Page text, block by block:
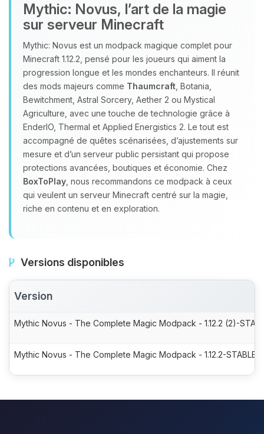
Mythic: Novus, l’art de la magie
sur serveur Minecraft
Mythic: Novus est un modpack magique complet pour
Minecraft 1.12.2, pensé pour les joueurs qui aiment la
progression longue et les mondes enchanteurs. Il réunit
des mods majeurs comme Thaumcraft , Botania,
Bewitchment, Astral Sorcery, Aether 2 ou Mystical
Agriculture, avec une touche de technologie grâce à
EnderIO, Thermal et Applied Energistics 2. Le tout est
accompagné de quêtes scénarisées, d’ajustements sur
mesure et d’un serveur public persistant qui propose
protections avancées, boutiques et économie. Chez
BoxToPlay , nous recommandons ce modpack à ceux
qui veulent un serveur Minecraft centré sur la magie,
riche en contenu et en exploration.
Versions disponibles
Version
Mythic Novus - The Complete Magic Modpack - 1.12.2 (2)-
Mythic Novus - The Complete Magic Modpack - 1.12.2-STABLE-